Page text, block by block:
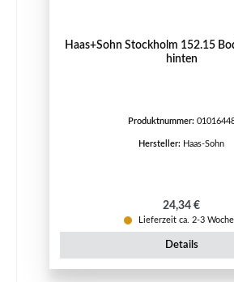
Haas+Sohn Stockholm 152.15
hinten
Produktnummer:
Hersteller: Haas-Sohn
Regulärer Preis:
24,34 €
Lieferzeit ca. 2-3
Details